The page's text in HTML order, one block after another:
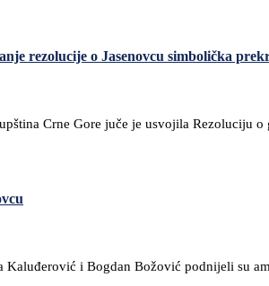
rezolucije o Jasenovcu simbolička
Crne Gore juče je usvojila Rezoluciju
Kaluđerović i Bogdan Božović podnijeli su